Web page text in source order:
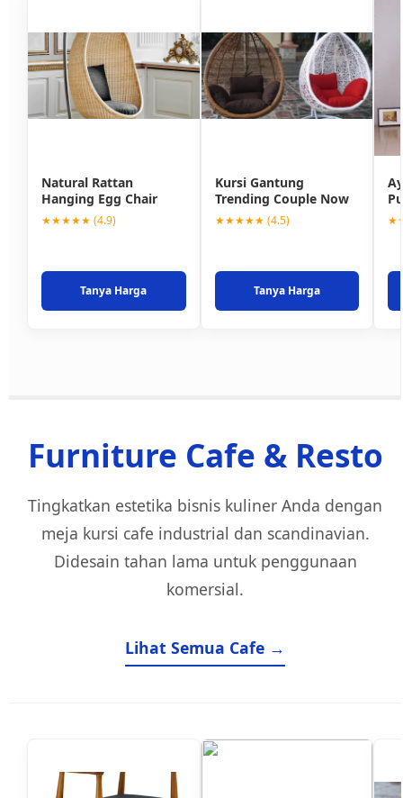
Natural Rattan
Hanging Egg Chair
★★★★★ (4.9)
Tanya Harga
Kursi Gantung
Trending Couple Now
★★★★★ (4.5)
Tanya Harga
Furniture Cafe & Resto
Tingkatkan estetika bisnis kuliner Anda dengan
meja kursi cafe industrial dan scandinavian.
Didesain tahan lama untuk penggunaan
komersial.
Lihat Semua Cafe →